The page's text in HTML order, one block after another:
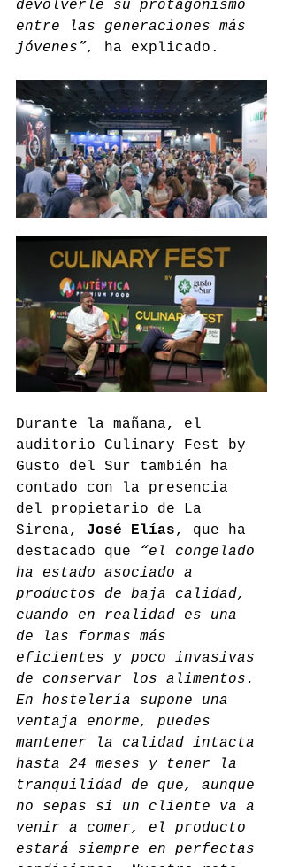
devolverle su protagonismo
entre las generaciones más
jóvenes”, ha explicado.
Durante la mañana, el
auditorio Culinary Fest by
Gusto del Sur también ha
contado con la presencia
del propietario de La
Sirena, José Elías, que ha
destacado que
“el congelado
ha estado asociado a
productos de baja calidad,
cuando en realidad es una
de las formas más
eficientes y poco invasivas
de conservar los alimentos.
En hostelería supone una
ventaja enorme, puedes
mantener la calidad intacta
hasta 24 meses y tener la
tranquilidad de que, aunque
no sepas si un cliente va a
venir a comer, el producto
estará siempre en perfectas